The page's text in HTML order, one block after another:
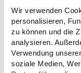
Wir verwenden
personalisieren,
zu können und die
analysieren.
Verwendung
soziale Medien,